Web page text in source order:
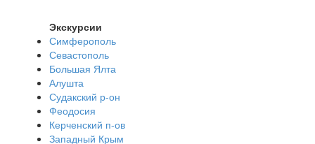
Экскурсии
Симферополь
Севастополь
Большая Ялта
Алушта
Судакский р-он
Феодосия
Керченский п-ов
Западный Крым